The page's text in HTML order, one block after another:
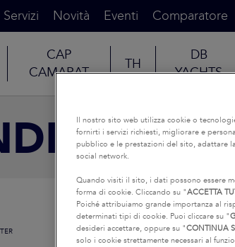
Servizi Novità Eventi Comparatore
CAP
CAMARAT
TH
DB
YACHTS
IL
Il nostro sito web utilizza cookie o
fornirti i servizi richiesti, migliorare e
pubblico e le prestazioni del sito, adattare
social network.
Quando visiti il sito, i dati possono essere
forma di cookie. Cliccando su "ACCETTA
Poiché attribuiamo grande importanza al
determinati tipi di cookie. Puoi cliccare su "
desideri accettare, oppure su "CONTINUA
solo i cookie strettamente necessari al